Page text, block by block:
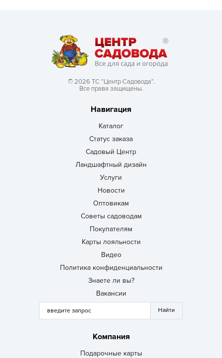
© 2026 ТС “Центр Садовода”.
Все права защищены.
Навигация
Каталог
Статус заказа
Садовый Центр
Ландшафтный дизайн
Услуги
Новости
Оптовикам
Советы садоводам
Покупателям
Карты лояльности
Видео
Политика конфиденциальности
Знаете ли вы?
Вакансии
Компания
Подарочные карты